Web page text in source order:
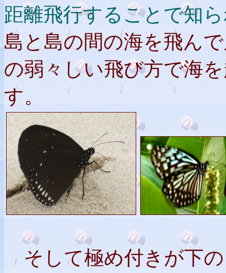
距離飛行することで知
島と島の間の海を飛ん
の弱々しい飛び方で海
す。
そして極め付きが下の